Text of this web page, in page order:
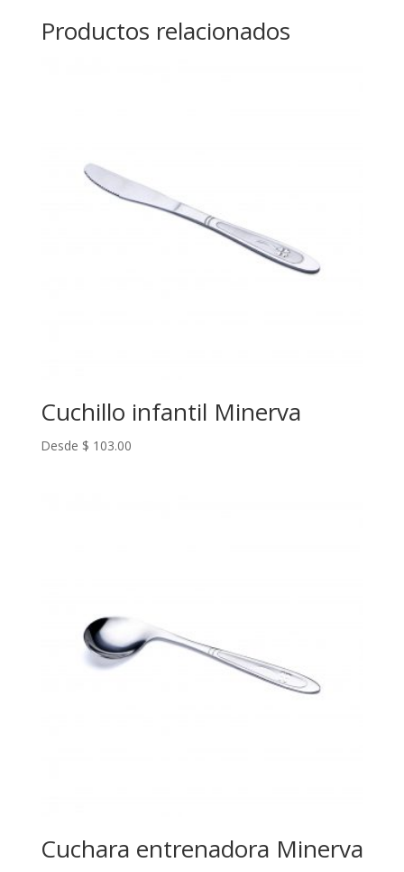
Productos relacionados
Cuchillo infantil Minerva
Desde $ 103.00
Cuchara entrenadora Minerva